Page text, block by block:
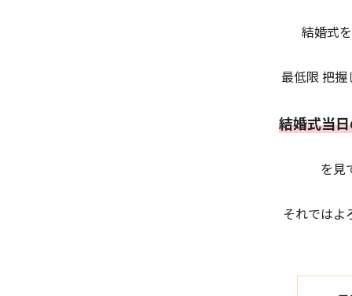
結婚式
最低限 把
結婚式当
を見
それではよ